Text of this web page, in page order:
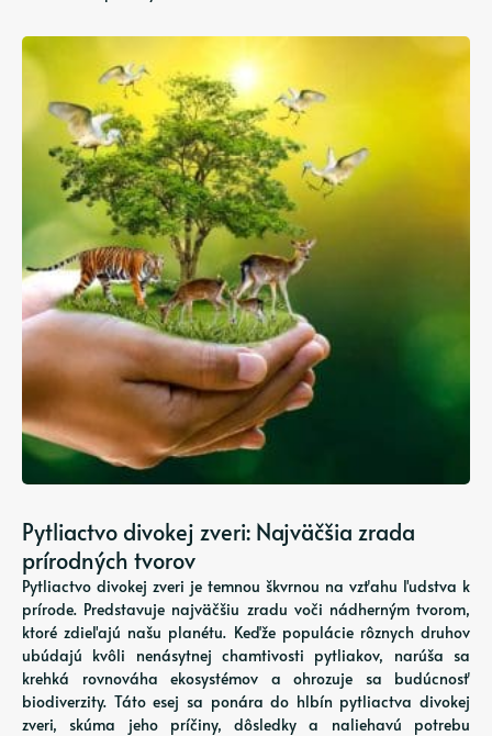
Pytliactvo divokej zveri: Najväčšia zrada
prírodných tvorov
Pytliactvo divokej zveri je temnou škvrnou na vzťahu ľudstva k
prírode. Predstavuje najväčšiu zradu voči nádherným tvorom,
ktoré zdieľajú našu planétu. Keďže populácie rôznych druhov
ubúdajú kvôli nenásytnej chamtivosti pytliakov, narúša sa
krehká rovnováha ekosystémov a ohrozuje sa budúcnosť
biodiverzity. Táto esej sa ponára do hlbín pytliactva divokej
zveri, skúma jeho príčiny, dôsledky a naliehavú potrebu